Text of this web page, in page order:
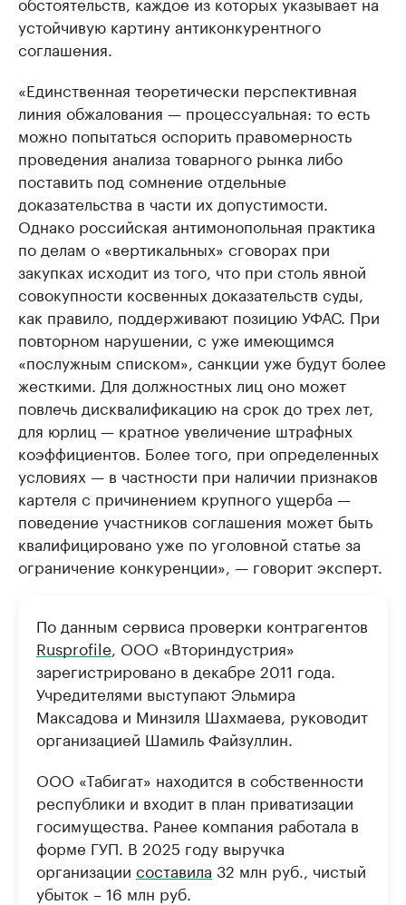
устойчивую картину антиконкурентного
соглашения.
«Единственная теоретически перспективная
линия обжалования — процессуальная: то есть
можно попытаться оспорить правомерность
проведения анализа товарного рынка либо
поставить под сомнение отдельные
доказательства в части их допустимости.
Однако российская антимонопольная практика
по делам о «вертикальных» сговорах при
закупках исходит из того, что при столь явной
совокупности косвенных доказательств суды,
как правило, поддерживают позицию УФАС. При
повторном нарушении, с уже имеющимся
«послужным списком», санкции уже будут более
жесткими. Для должностных лиц оно может
повлечь дисквалификацию на срок до трех лет,
для юрлиц — кратное увеличение штрафных
коэффициентов. Более того, при определенных
условиях — в частности при наличии признаков
картеля с причинением крупного ущерба —
поведение участников соглашения может быть
квалифицировано уже по уголовной статье за
ограничение конкуренции», — говорит эксперт.
По данным сервиса проверки контрагентов
Rusprofile , ООО «Вториндустрия»
зарегистрировано в декабре 2011 года.
Учредителями выступают Эльмира
Максадова и Минзиля Шахмаева, руководит
организацией Шамиль Файзуллин.
ООО «Табигат» находится в собственности
республики и входит в план приватизации
госимущества. Ранее компания работала в
форме ГУП. В 2025 году выручка
организации составила 32 млн руб., чистый
убыток – 16 млн руб.